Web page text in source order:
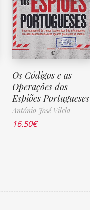
Os Códigos e as
Operações dos
Espiões Portugueses
António José Vilela
16.50€